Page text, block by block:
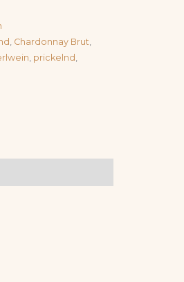
, Chardonnay Brut,
, prickelnd ,